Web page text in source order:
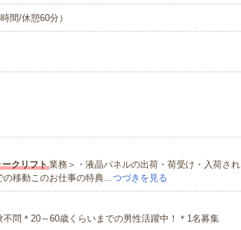
間/休憩60分）
クリフト業務＞・液晶パネルの出荷・荷受け・入荷され
の移動このお仕事の特典… つづきを見る
問＊20～60歳くらいまでの男性活躍中！＊1名募集